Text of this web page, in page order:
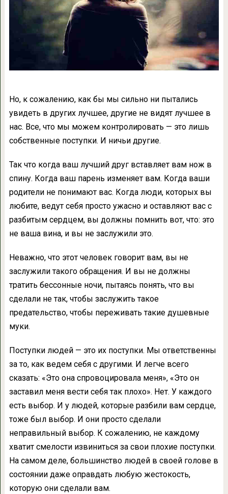
Но, к сожалению, как бы мы сильно ни пытались
увидеть в других лучшее, другие не видят лучшее в
нас. Все, что мы можем контролировать — это лишь
собственные поступки. И ничьи другие.
Так что когда ваш лучший друг вставляет вам нож в
спину. Когда ваш парень изменяет вам. Когда ваши
родители не понимают вас. Когда люди, которых вы
любите, ведут себя просто ужасно и оставляют вас с
разбитым сердцем, вы должны помнить вот, что: это
не ваша вина, и вы не заслужили это.
Неважно, что этот человек говорит вам, вы не
заслужили такого обращения. И вы не должны
тратить бессонные ночи, пытаясь понять, что вы
сделали не так, чтобы заслужить такое
предательство, чтобы переживать такие душевные
муки.
Поступки людей — это их поступки. Мы ответственны
за то, как ведем себя с другими. И легче всего
сказать: «Это она спровоцировала меня», «Это он
заставил меня вести себя так плохо». Нет. У каждого
есть выбор. И у людей, которые разбили вам сердце,
тоже был выбор. И они просто сделали
неправильный выбор. К сожалению, не каждому
хватит смелости извиниться за свои плохие поступки.
На самом деле, большинство людей в своей голове в
состоянии даже оправдать любую жестокость,
которую они сделали вам.